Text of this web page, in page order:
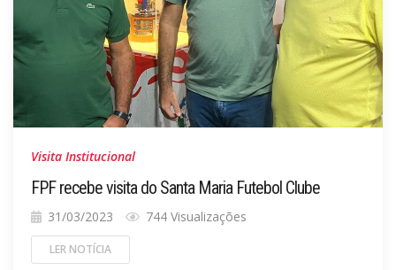
Visita Institucional
FPF recebe visita do Santa Maria Futebol Clube
31/03/2023 744 Visualizações
LER NOTÍCIA